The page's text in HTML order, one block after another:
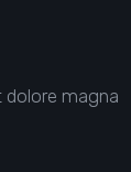
dolore magna